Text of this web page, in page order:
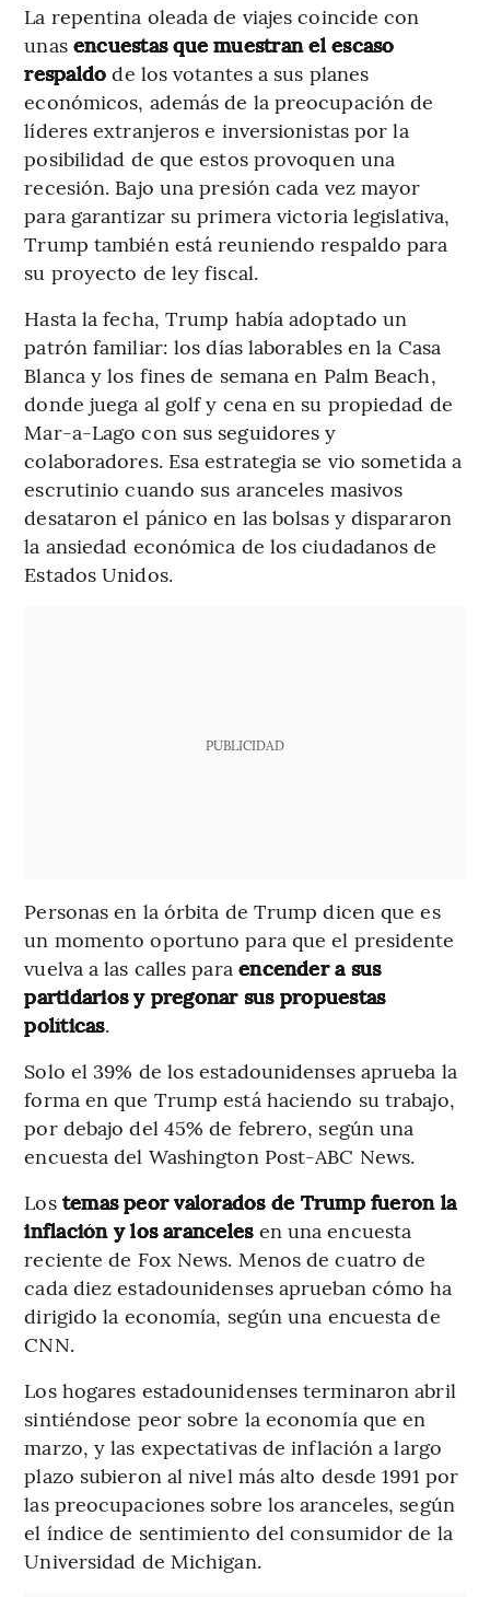
La repentina oleada de viajes coincide con
unas encuestas que muestran el escaso
respaldo de los votantes a sus planes
económicos, además de la preocupación de
líderes extranjeros e inversionistas por la
posibilidad de que estos provoquen una
recesión. Bajo una presión cada vez mayor
para garantizar su primera victoria legislativa,
Trump también está reuniendo respaldo para
su proyecto de ley fiscal.
Hasta la fecha, Trump había adoptado un
patrón familiar: los días laborables en la Casa
Blanca y los fines de semana en Palm Beach,
donde juega al golf y cena en su propiedad de
Mar-a-Lago con sus seguidores y
colaboradores. Esa estrategia se vio sometida a
escrutinio cuando sus aranceles masivos
desataron el pánico en las bolsas y dispararon
la ansiedad económica de los ciudadanos de
Estados Unidos.
PUBLICIDAD
Personas en la órbita de Trump dicen que es
un momento oportuno para que el presidente
vuelva a las calles para encender a sus
partidarios y pregonar sus propuestas
políticas.
Solo el 39% de los estadounidenses aprueba la
forma en que Trump está haciendo su trabajo,
por debajo del 45% de febrero, según una
encuesta del Washington Post-ABC News.
Los temas peor valorados de Trump fueron la
inflación y los aranceles en una encuesta
reciente de Fox News. Menos de cuatro de
cada diez estadounidenses aprueban cómo ha
dirigido la economía, según una encuesta de
CNN.
Los hogares estadounidenses terminaron abril
sintiéndose peor sobre la economía que en
marzo, y las expectativas de inflación a largo
plazo subieron al nivel más alto desde 1991 por
las preocupaciones sobre los aranceles, según
el índice de sentimiento del consumidor de la
Universidad de Michigan.